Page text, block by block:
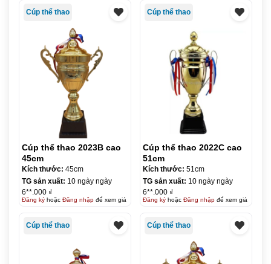
Cúp thể thao
Cúp thể thao 2023B cao
45cm
Kích thước: 45cm
TG sản xuất: 10 ngày ngày
6**.000 ₫
Đăng kýhoặc Đăng nhậpđể xem giá
Cúp thể thao
Cúp thể thao 2022C cao
51cm
Kích thước: 51cm
TG sản xuất: 10 ngày ngày
6**.000 ₫
Đăng kýhoặc Đăng nhậpđể xem giá
Cúp thể thao Cúp thể thao